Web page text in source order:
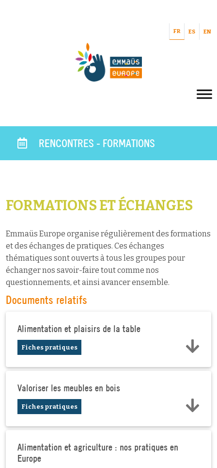
FR ES EN
RENCONTRES - FORMATIONS
FORMATIONS ET ÉCHANGES
Emmaüs Europe organise régulièrement des formations
et des échanges de pratiques. Ces échanges
thématiques sont ouverts à tous les groupes pour
échanger nos savoir-faire tout comme nos
questionnements, et ainsi avancer ensemble.
Documents relatifs
Alimentation et plaisirs de la table
Fiches pratiques
Valoriser les meubles en bois
Fiches pratiques
Alimentation et agriculture : nos pratiques en
Europe